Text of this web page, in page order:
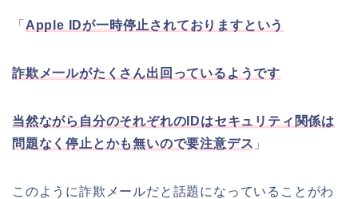
「 Apple IDが一時停止されておりますという
詐欺メ一ルがたくさん出回っているようです
当然ながら自分のそれぞれのIDはセキュリティ関係は
問題なく停止とかも無いので要注意デス 」
このように詐欺メールだと話題になっていることがわ